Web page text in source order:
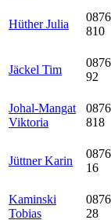
Hüther Julia
810
Jäckel Tim
92
Johal-Mangat
Viktoria
818
Jüttner Karin
16
Kaminski
Tobias
28